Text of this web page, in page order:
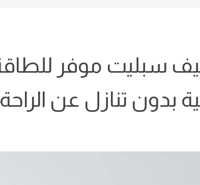
بدون تنازل عن الراحة